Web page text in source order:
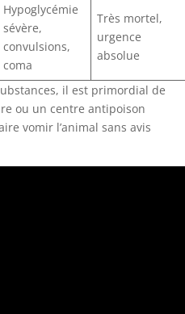
Hypoglycémie
sévère,
convulsions,
coma
Très mortel,
urgence
absolue
il est primordial de
ou un centre antipoison
vomir l’animal sans avis